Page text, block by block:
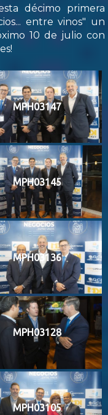
décimo primera
entre vinos" un
10 de julio con
MPH03147
MPH03145
MPH03136
MPH03128
MPH03105